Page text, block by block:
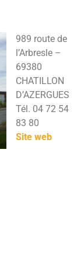
989 route de
l’Arbresle –
69380
CHATILLON
D’AZERGUES
Tél. 04 72 54
83 80
Site web